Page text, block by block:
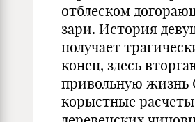
отблеском
зари. История
получает
конец, здесь
привольную жизнь
корыстные расчеты